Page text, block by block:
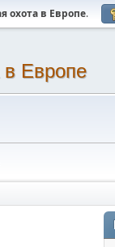
охота в Европе.
в Европе